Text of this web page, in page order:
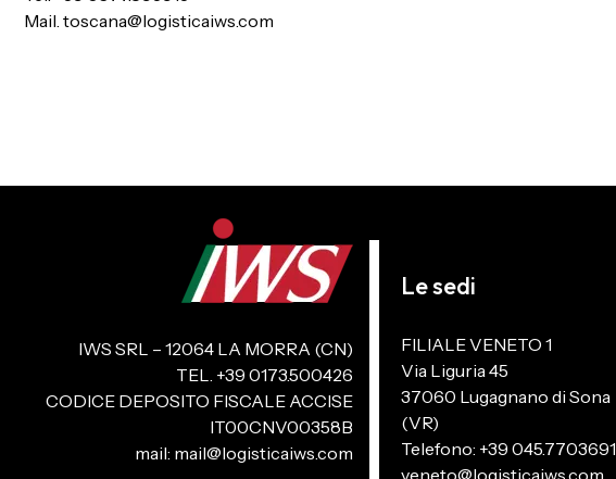
Mail. toscana@logisticaiws.com
IWS SRL – 12064 LA MORRA (CN)
TEL. +39 0173.500426
CODICE DEPOSITO FISCALE ACCISE
IT00CNV00358B
mail: mail@logisticaiws.com
Le sedi
FILIALE VENETO 1
Via Liguria 45
37060 Lugagnano di Sona
(VR)
Telefono: +39 045.7703691
veneto@logisticaiws.com